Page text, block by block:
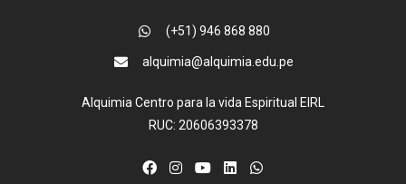
(+51) 946 868 880
alquimia@alquimia.edu.pe
Alquimia Centro para la vida Espiritual EIRL
RUC: 20606393378